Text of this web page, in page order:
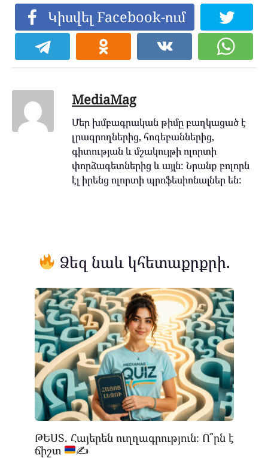
Կիսվել Facebook-ում
MediaMag
Մեր խմբագրական թիմը բաղկացած է
լրագրողներից, հոգեբաններից,
գիտության և մշակույթի ոլորտի
փորձագետներից և այլն: Նրանք բոլորն
էլ իրենց ոլորտի պրոֆեսիոնալներ են:
Ձեզ նաև կհետաքրքրի.
ԹԵՍՏ. Հայերեն ուղղագրություն։ Ո՞րն է
ճիշտ
✍